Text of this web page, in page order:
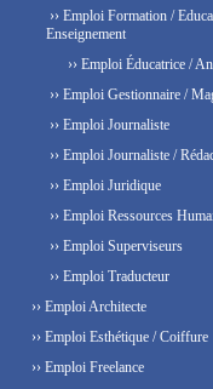
›› Emploi Formation /
Enseignement
›› Emploi Éducatrice /
›› Emploi Gestionnaire /
›› Emploi Journaliste
›› Emploi Journaliste /
›› Emploi Juridique
›› Emploi Ressources
›› Emploi Superviseurs
›› Emploi Traducteur
›› Emploi Architecte
›› Emploi Esthétique / Coiffure
›› Emploi Freelance